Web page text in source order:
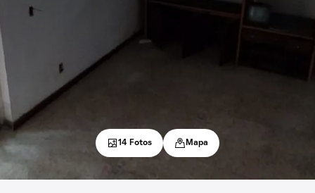
14 Fotos Mapa